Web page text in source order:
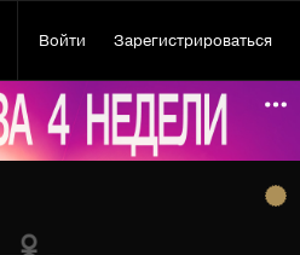
Войти Зарегистрироваться